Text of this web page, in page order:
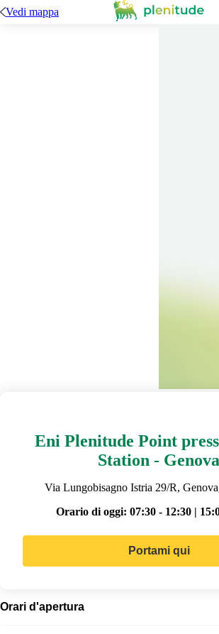
Vedi mappa
Eni Plenitude Point
Station - Genova
Via Lungobisagno Istria 29/R,
Orario di oggi: 07:30 - 12:30 |
Portami qui
Orari d'apertura